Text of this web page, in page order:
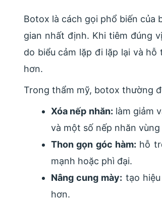
Botox là cách gọi phổ biến
gian nhất định. Khi tiêm đúng
do biểu cảm lặp đi lặp lại và
hơn.
Trong thẩm mỹ, botox thường
Xóa nếp nhăn: làm giảm
và một số nếp nhăn vùng
Thon gọn góc hàm: hỗ
mạnh hoặc phì đại.
Nâng cung mày: tạo
hơn.